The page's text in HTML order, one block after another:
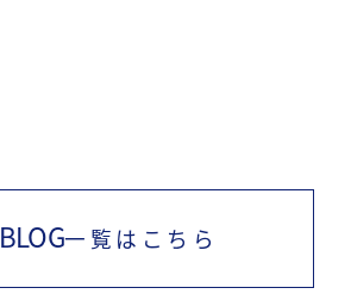
BLOG一覧はこちら